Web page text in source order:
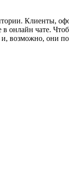
Клиенты,
в онлайн чате.
и, возможно, они